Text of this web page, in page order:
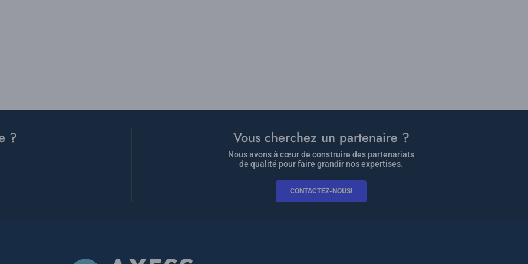
? Vous cherchez un partenaire ?
Nous avons à cœur de construire des partenariats
de qualité pour faire grandir nos expertises.
CONTACTEZ-NOUS!